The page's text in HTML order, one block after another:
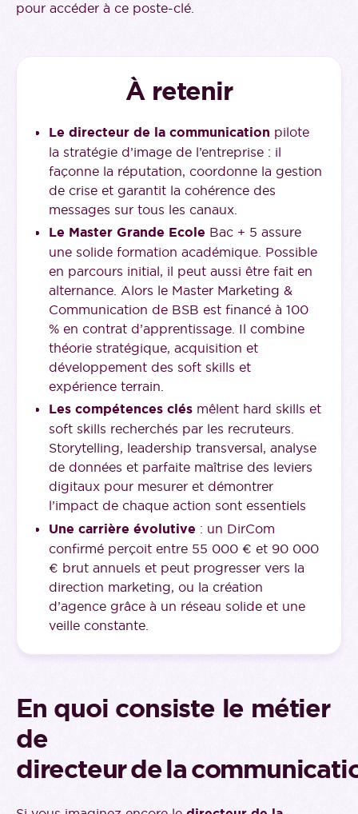
pour accéder à ce poste-clé.
À retenir
Le directeur de la communication pilote
la stratégie d’image de l’entreprise : il
façonne la réputation, coordonne la gestion
de crise et garantit la cohérence des
messages sur tous les canaux.
Le Master Grande Ecole Bac + 5 assure
une solide formation académique. Possible
en parcours initial, il peut aussi être fait en
alternance. Alors le Master Marketing &
Communication de BSB est financé à 100
% en contrat d’apprentissage. Il combine
théorie stratégique, acquisition et
développement des soft skills et
expérience terrain.
Les compétences clés mêlent hard skills et
soft skills recherchés par les recruteurs.
Storytelling, leadership transversal, analyse
de données et parfaite maîtrise des leviers
digitaux pour mesurer et démontrer
l’impact de chaque action sont essentiels
Une carrière évolutive : un DirCom
confirmé perçoit entre 55 000 € et 90 000
€ brut annuels et peut progresser vers la
direction marketing, ou la création
d’agence grâce à un réseau solide et une
veille constante.
En quoi consiste le métier
de
directeur de la